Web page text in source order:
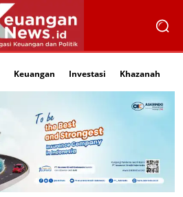
Keuangan Investasi Khazanah